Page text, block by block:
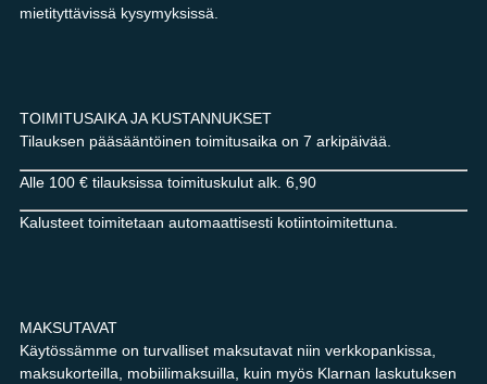
mietityttävissä kysymyksissä.
TOIMITUSAIKA JA KUSTANNUKSET
Tilauksen pääsääntöinen toimitusaika on 7 arkipäivää.
Alle 100 € tilauksissa toimituskulut alk. 6,90
Kalusteet toimitetaan automaattisesti kotiintoimitettuna.
MAKSUTAVAT
Käytössämme on turvalliset maksutavat niin verkkopankissa,
maksukorteilla, mobiilimaksuilla, kuin myös Klarnan laskutuksen